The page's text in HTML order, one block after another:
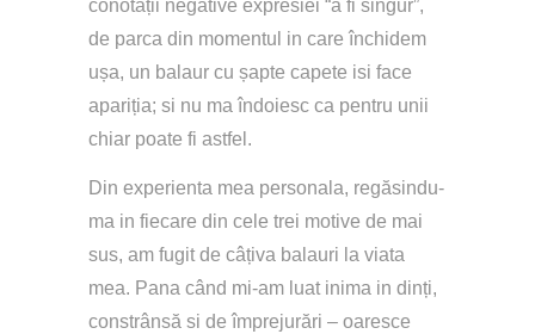
conotații negative expresiei “a fi singur”,
de parca din momentul in care închidem
ușa, un balaur cu șapte capete isi face
apariția; si nu ma îndoiesc ca pentru unii
chiar poate fi astfel.
Din experienta mea personala, regăsindu-
ma in fiecare din cele trei motive de mai
sus, am fugit de câțiva balauri la viata
mea. Pana când mi-am luat inima in dinți,
constrânsă si de împrejurări – oaresce